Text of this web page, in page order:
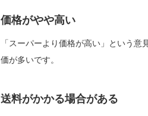
価格がやや高い
「スーパーより価格が高い」という
価が多いです。
送料がかかる場合がある